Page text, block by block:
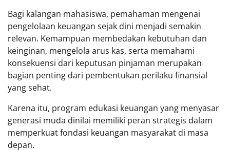
Bagi kalangan mahasiswa, pemahaman mengenai
pengelolaan keuangan sejak dini menjadi semakin
relevan. Kemampuan membedakan kebutuhan dan
keinginan, mengelola arus kas, serta memahami
konsekuensi dari keputusan pinjaman merupakan
bagian penting dari pembentukan perilaku finansial
yang sehat.
Karena itu, program edukasi keuangan yang menyasar
generasi muda dinilai memiliki peran strategis dalam
memperkuat fondasi keuangan masyarakat di masa
depan.